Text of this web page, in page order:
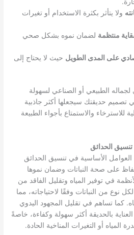
ولا يتأثر بكثرة الاستخدام أو تغيرات
منتظمة لضمان نموه بشكل صحي
على المدى الطويل حيث لا يحتاج إلى
الطبيعي أو الصناعي لسهولة
تصميم حديقتك سيجعلها أكثر جاذبية
للاسترخاء والاستمتاع بأجواء الطبيعة
تنسيق الحدائق
العوامل الأساسية في تنسيق الحدائق
على صحة النباتات وضمان نموها
في توفير المياه وتقليل الفاقد من
نوع من النباتات وفقًا لاحتياجاته، مما
كما تساهم في تقليل المجهود اليدوي
بالحديقة أكثر سهولة وكفاءة، خاصةً
المياه أو التغيرات المناخية الحادة.